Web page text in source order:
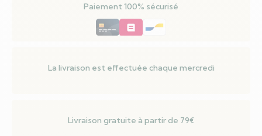
Paiement 100% sécurisé
La livraison est effectuée chaque mercredi
Livraison gratuite à partir de 79€